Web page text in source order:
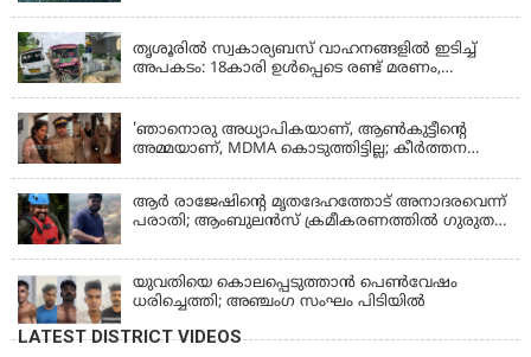
തൃശൂരിൽ സ്വകാര്യബസ് വാഹനങ്ങളില്‍ ഇടിച്ച്
അപകടം: 18കാരി ഉൾപ്പെടെ രണ്ട് മരണം,
'ഞാനൊരു അധ്യാപികയാണ്, ആണ്‍കുട്ടീന്റെ
അമ്മയാണ്‌, MDMA കൊടുത്തിട്ടില്ല; കീർത്തന
ആര്‍ രാജേഷിന്റെ മൃതദേഹത്തോട് അനാദരവെന്ന്
പരാതി; ആംബുലന്‍സ് ക്രമീകരണത്തില്‍ ഗുരുതര
ഫ്രീസര്‍ സംവിധാനം ഇല്ലാതെയെന്നും ആരോപണം
യുവതിയെ കൊലപ്പെടുത്താൻ പെൺവേഷം
ധരിച്ചെത്തി; അഞ്ചംഗ സംഘം പിടിയിൽ
LATEST DISTRICT VIDEOS